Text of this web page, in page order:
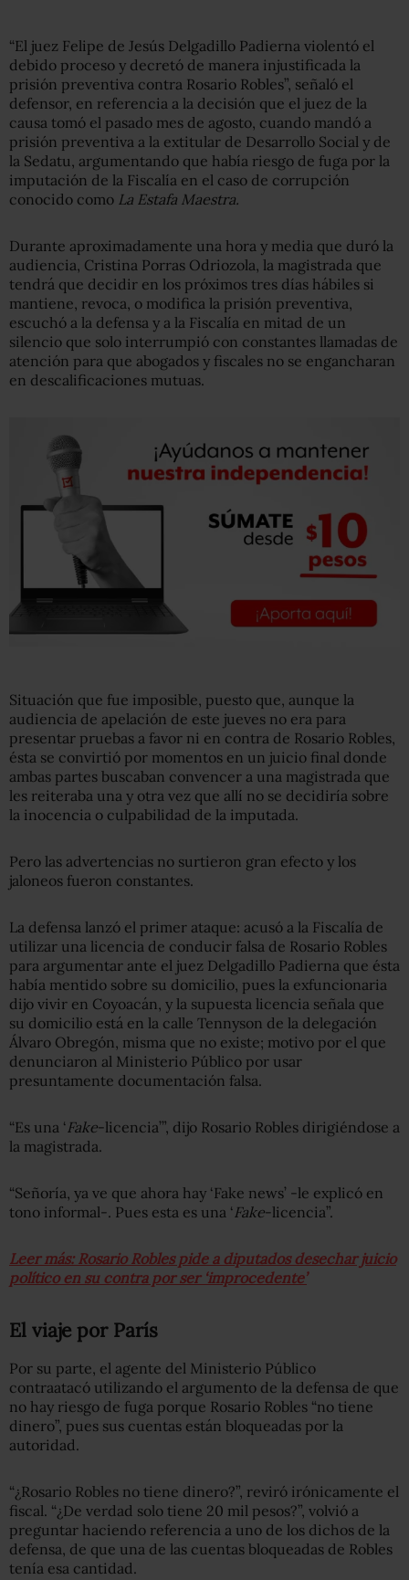
“El juez Felipe de Jesús Delgadillo Padierna violentó el
debido proceso y decretó de manera injustificada la
prisión preventiva contra Rosario Robles”, señaló el
defensor, en referencia a la decisión que el juez de la
causa tomó el pasado mes de agosto, cuando mandó a
prisión preventiva a la extitular de Desarrollo Social y de
la Sedatu, argumentando que había riesgo de fuga por la
imputación de la Fiscalía en el caso de corrupción
conocido como La Estafa Maestra.
Durante aproximadamente una hora y media que duró la
audiencia, Cristina Porras Odriozola, la magistrada que
tendrá que decidir en los próximos tres días hábiles si
mantiene, revoca, o modifica la prisión preventiva,
escuchó a la defensa y a la Fiscalía en mitad de un
silencio que solo interrumpió con constantes llamadas de
atención para que abogados y fiscales no se engancharan
en descalificaciones mutuas.
Situación que fue imposible, puesto que, aunque la
audiencia de apelación de este jueves no era para
presentar pruebas a favor ni en contra de Rosario Robles,
ésta se convirtió por momentos en un juicio final donde
ambas partes buscaban convencer a una magistrada que
les reiteraba una y otra vez que allí no se decidiría sobre
la inocencia o culpabilidad de la imputada.
Pero las advertencias no surtieron gran efecto y los
jaloneos fueron constantes.
La defensa lanzó el primer ataque: acusó a la Fiscalía de
utilizar una licencia de conducir falsa de Rosario Robles
para argumentar ante el juez Delgadillo Padierna que ésta
había mentido sobre su domicilio, pues la exfuncionaria
dijo vivir en Coyoacán, y la supuesta licencia señala que
su domicilio está en la calle Tennyson de la delegación
Álvaro Obregón, misma que no existe; motivo por el que
denunciaron al Ministerio Público por usar
presuntamente documentación falsa.
“Es una ‘Fake-licencia’”, dijo Rosario Robles dirigiéndose a
la magistrada.
“Señoría, ya ve que ahora hay ‘Fake news’ -le explicó en
tono informal-. Pues esta es una ‘Fake-licencia”.
Leer más: Rosario Robles pide a diputados desechar juicio
político en su contra por ser ‘improcedente’
El viaje por París
Por su parte, el agente del Ministerio Público
contraatacó utilizando el argumento de la defensa de que
no hay riesgo de fuga porque Rosario Robles “no tiene
dinero”, pues sus cuentas están bloqueadas por la
autoridad.
“¿Rosario Robles no tiene dinero?”, reviró irónicamente el
fiscal. “¿De verdad solo tiene 20 mil pesos?”, volvió a
preguntar haciendo referencia a uno de los dichos de la
defensa, de que una de las cuentas bloqueadas de Robles
tenía esa cantidad.